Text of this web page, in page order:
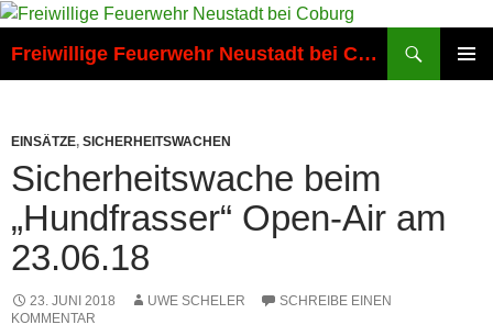
Zum
springen
Freiwillige Feuerwehr Neustadt bei Coburg
EINSÄTZE, SICHERHEITSWACHEN
Sicherheitswache beim
„Hundfrasser“ Open-Air am
23.06.18
23. JUNI 2018 UWE SCHELER
SCHREIBE EINEN
KOMMENTAR